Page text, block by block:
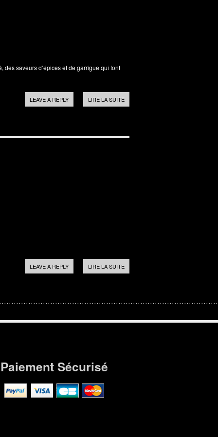
saveurs d’épices et de garrigue qui font
LIRE LA SUITE
LEAVE A REPLY
LIRE LA SUITE
LEAVE A REPLY
Paiement Sécurisé